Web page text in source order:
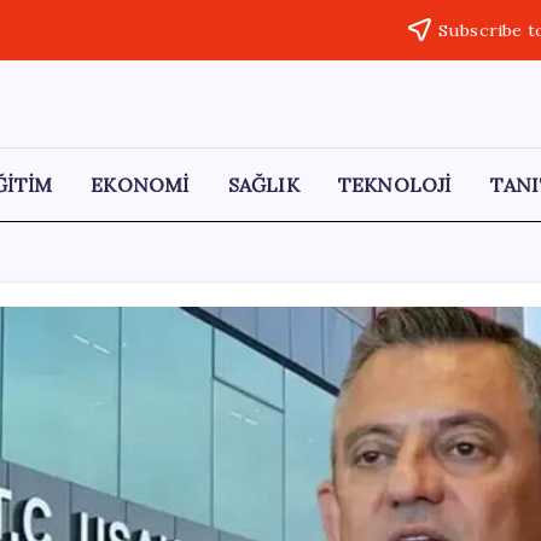
Subscribe
EKONOMİ SAĞLIK TEKNOLOJİ